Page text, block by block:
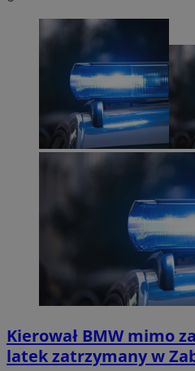
Kierował BMW mimo
latek zatrzymany w